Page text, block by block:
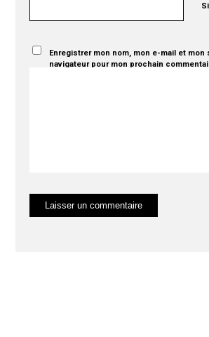
Enregistrer mon nom, mon e-mail et mon
navigateur pour mon prochain